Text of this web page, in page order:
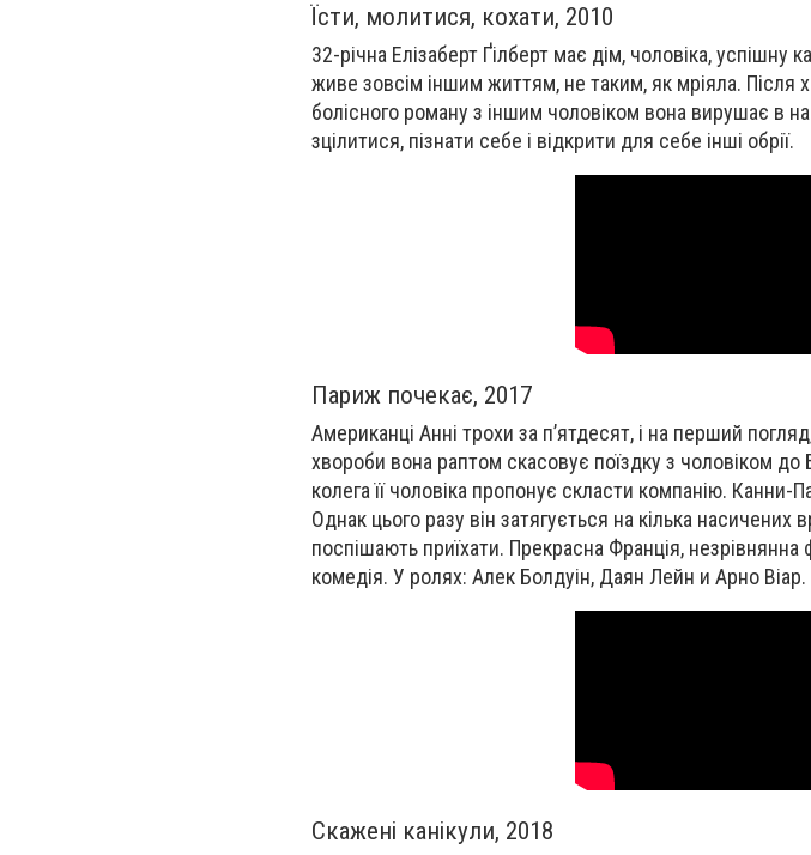
Їсти, молитися, кохати, 2010
32-річна Елізаберт Ґілберт має дім, чоловіка,
живе зовсім іншим життям, не таким, як мріяла.
болісного роману з іншим чоловіком вона вирушає в
зцілитися, пізнати себе і відкрити для себе інші обрії.
Париж почекає, 2017
Американці Анні трохи за п’ятдесят, і на перший
хвороби вона раптом скасовує поїздку з чоловіком
колега її чоловіка пропонує скласти компанію.
Однак цього разу він затягується на кілька насичених
поспішають приїхати. Прекрасна Франція, незрівнянна
комедія. У ролях: Алек Болдуін, Даян Лейн и Арно Віар.
Скажені канікули, 2018